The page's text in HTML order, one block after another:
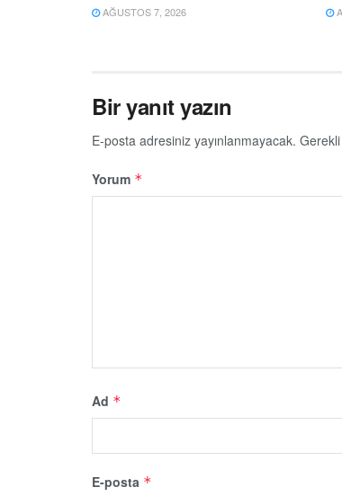
AĞUSTOS 7, 2026
Bir yanıt yazın
E-posta adresiniz yayınlanmayacak.
Yorum *
Ad *
E-posta *